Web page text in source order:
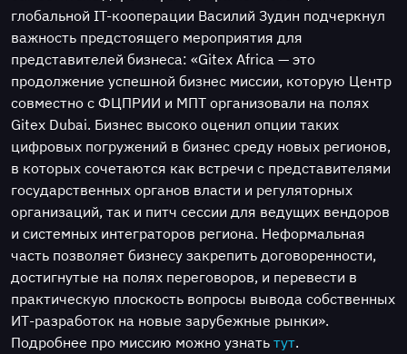
глобальной IT-кооперации Василий Зудин подчеркнул
важность предстоящего мероприятия для
представителей бизнеса: «Gitex Africa — это
продолжение успешной бизнес миссии, которую Центр
совместно с ФЦПРИИ и МПТ организовали на полях
Gitex Dubai. Бизнес высоко оценил опции таких
цифровых погружений в бизнес среду новых регионов,
в которых сочетаются как встречи с представителями
государственных органов власти и регуляторных
организаций, так и питч сессии для ведущих вендоров
и системных интеграторов региона. Неформальная
часть позволяет бизнесу закрепить договоренности,
достигнутые на полях переговоров, и перевести в
практическую плоскость вопросы вывода собственных
ИТ-разработок на новые зарубежные рынки».
Подробнее про миссию можно узнать тут.